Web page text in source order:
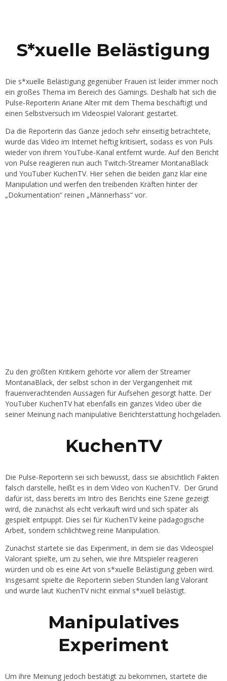
S*xuelle Belästigung
Die s*xuelle Belästigung gegenüber Frauen ist leider immer noch
ein großes Thema im Bereich des Gamings. Deshalb hat sich die
Pulse-Reporterin Ariane Alter mit dem Thema beschäftigt und
einen Selbstversuch im Videospiel Valorant gestartet.
Da die Reporterin das Ganze jedoch sehr einseitig betrachtete,
wurde das Video im Internet heftig kritisiert, sodass es von Puls
wieder von ihrem YouTube-Kanal entfernt wurde. Auf den Bericht
von Pulse reagieren nun auch Twitch-Streamer MontanaBlack
und YouTuber KuchenTV. Hier sehen die beiden ganz klar eine
Manipulation und werfen den treibenden Kräften hinter der
„Dokumentation“ reinen „Männerhass“ vor.
Zu den größten Kritikern gehörte vor allem der Streamer
MontanaBlack, der selbst schon in der Vergangenheit mit
frauenverachtenden Aussagen für Aufsehen gesorgt hatte. Der
YouTuber KuchenTV hat ebenfalls ein ganzes Video über die
seiner Meinung nach manipulative Berichterstattung hochgeladen.
KuchenTV
Die Pulse-Reporterin sei sich bewusst, dass sie absichtlich Fakten
falsch darstelle, heißt es in dem Video von KuchenTV. Der Grund
dafür ist, dass bereits im Intro des Berichts eine Szene gezeigt
wird, die zunächst als echt verkauft wird und sich später als
gespielt entpuppt. Dies sei für KuchenTV keine pädagogische
Arbeit, sondern schlichtweg reine Manipulation.
Zunächst startete sie das Experiment, in dem sie das Videospiel
Valorant spielte, um zu sehen, wie ihre Mitspieler reagieren
würden und ob es eine Art von s*xuelle Belästigung geben wird.
Insgesamt spielte die Reporterin sieben Stunden lang Valorant
und wurde laut KuchenTV nicht einmal s*xuell belästigt.
Manipulatives
Experiment
Um ihre Meinung jedoch bestätigt zu bekommen, startete die